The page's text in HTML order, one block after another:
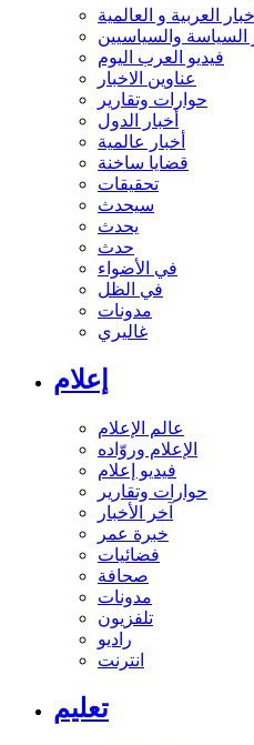
العربية و العالمية
السياسة والسياسيين
فيديو العرب اليوم
عناوين الاخبار
حوارات وتقارير
أخبار الدول
أخبار عالمية
قضايا ساخنة
تحقيقات
سيحدث
يحدث
حدث
في الأضواء
في الظل
مدونات
غاليري
إعلام
عالم الإعلام
الإعلام وروّاده
فيديو إعلام
حوارات وتقارير
آخر الأخبار
خبرة عمر
فضائيات
صحافة
مدونات
تلفزيون
راديو
انترنت
تعليم